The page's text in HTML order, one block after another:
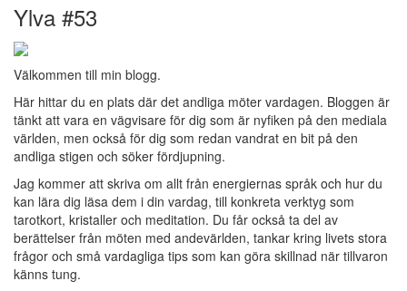
Ylva #53
Välkommen till min blogg.
Här hittar du en plats där det andliga möter vardagen. Bloggen är
tänkt att vara en vägvisare för dig som är nyfiken på den mediala
världen, men också för dig som redan vandrat en bit på den
andliga stigen och söker fördjupning.
Jag kommer att skriva om allt från energiernas språk och hur du
kan lära dig läsa dem i din vardag, till konkreta verktyg som
tarotkort, kristaller och meditation. Du får också ta del av
berättelser från möten med andevärlden, tankar kring livets stora
frågor och små vardagliga tips som kan göra skillnad när tillvaron
känns tung.